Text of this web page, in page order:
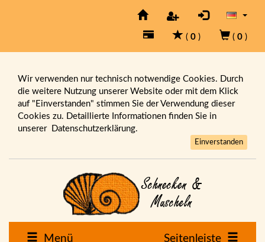
( 0 ) ( 0 )
Wir verwenden nur technisch notwendige Cookies. Durch
die weitere Nutzung unserer Website oder mit dem Klick
auf "Einverstanden" stimmen Sie der Verwendung dieser
Cookies zu. Detaillierte Informationen finden Sie in
unserer Datenschutzerklärung.
Einverstanden
Menü Seitenleiste